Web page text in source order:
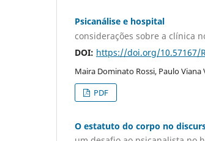
Psicanálise e hospital
considerações sobre a clínica
DOI: https://doi.org/10.57167/
Maira Dominato Rossi, Paulo Viana
PDF
O estatuto do corpo no